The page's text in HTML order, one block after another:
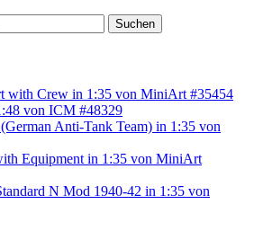
Suchen
with Crew in 1:35 von MiniArt #35454
von ICM #48329
Anti-Tank Team) in 1:35 von
Equipment in 1:35 von MiniArt
N Mod 1940-42 in 1:35 von